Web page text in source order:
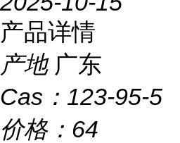
产品详情
产地 广东
Cas： 123-95-5
价格： 64